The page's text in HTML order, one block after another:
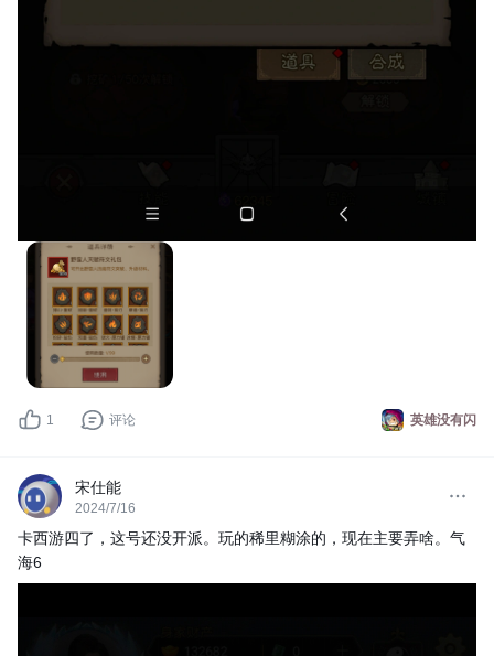
英雄没有闪
1 评论
宋仕能
2024/7/16
卡西游四了，这号还没开派。玩的稀里糊涂的，现在主要弄啥。气
海6